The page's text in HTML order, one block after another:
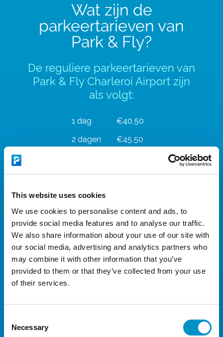
This website uses cookies
We use cookies to personalise content and ads, to
provide social media features and to analyse our traffic.
We also share information about your use of our site with
our social media, advertising and analytics partners who
may combine it with other information that you’ve
provided to them or that they’ve collected from your use
of their services.
Selection
Necessary
Wat zijn de
parkeertarieven van
Park & Fly?
De reguliere parkeertarieven van
Park & Fly Charleroi Airport zijn
als volgt:
1 dag
€40,50
2 dagen
€45,50
4 dagen
€58,50
5 dagen
6 dagen
€65,50
7 dagen
€68,50
8 dagen
€69,50
9 dagen
€72,50
11 dagen
€82,50